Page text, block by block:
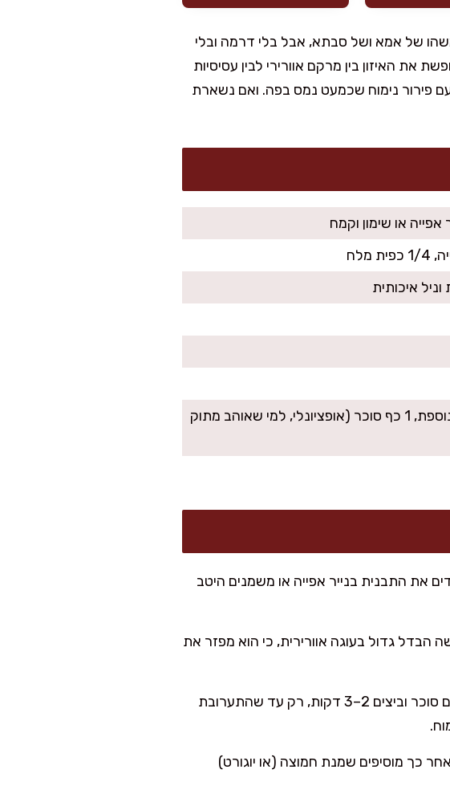
של אמא ושל סבתא, אבל בלי דרמה ובלי
את האיזון בין מרקם אוורירי לבין עסיסיות
פירור נימוח שכמעט נמס בפה. ואם נשארת
25 גרם אבקת קקאו איכותית (כ-1/4 כוס), 1 כף חלב נוספת, 1 כף סוכר (אופציונלי, למי שאוהב מתוק
ל-170 מעלות (טורבו 160). מרפדים את התבנית בנייר אפייה או משמנים היטב
גדול בעוגה אוורירית, כי הוא מפזר את
בקערת מיקסר (או עם מטרפה ידנית) טורפים סוכר וביצים 2–3 דקות, רק עד שהתערובת
כך מוסיפים שמנת חמוצה (או יוגורט)